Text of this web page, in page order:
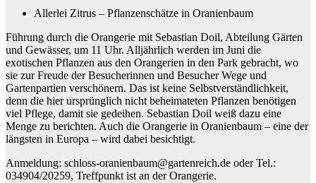
Allerlei Zitrus – Pflanzenschätze in Oranienbaum
Führung durch die Orangerie mit Sebastian Doil, Abteilung Gärten
und Gewässer, um 11 Uhr. Alljährlich werden im Juni die
exotischen Pflanzen aus den Orangerien in den Park gebracht, wo
sie zur Freude der Besucherinnen und Besucher Wege und
Gartenpartien verschönern. Das ist keine Selbstverständlichkeit,
denn die hier ursprünglich nicht beheimateten Pflanzen benötigen
viel Pflege, damit sie gedeihen. Sebastian Doil weiß dazu eine
Menge zu berichten. Auch die Orangerie in Oranienbaum – eine der
längsten in Europa – wird dabei besichtigt.
Anmeldung: schloss-oranienbaum@gartenreich.de oder Tel.:
034904/20259, Treffpunkt ist an der Orangerie.